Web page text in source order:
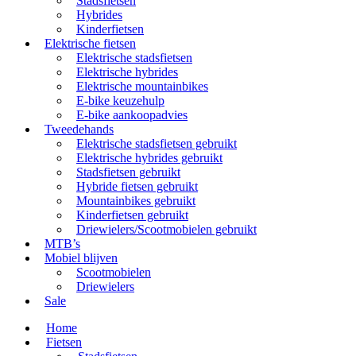
Hybrides
Kinderfietsen
Elektrische fietsen
Elektrische stadsfietsen
Elektrische hybrides
Elektrische mountainbikes
E-bike keuzehulp
E-bike aankoopadvies
Tweedehands
Elektrische stadsfietsen gebruikt
Elektrische hybrides gebruikt
Stadsfietsen gebruikt
Hybride fietsen gebruikt
Mountainbikes gebruikt
Kinderfietsen gebruikt
Driewielers/Scootmobielen gebruikt
MTB’s
Mobiel blijven
Scootmobielen
Driewielers
Sale
Home
Fietsen